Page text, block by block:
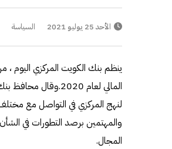
الأحد 25 يوليو 2021 السياسة
المالي لعام
لنهج المركزي في التواصل مع مختلف
والمهتمين برصد التطورات في
المجال.